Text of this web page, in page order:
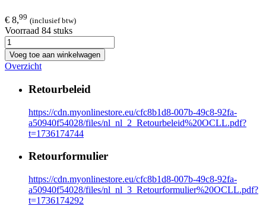
€ 8,99 (inclusief btw)
Voorraad 84 stuks
Voeg toe aan winkelwagen
Overzicht
Retourbeleid
https://cdn.myonlinestore.eu/cfc8b1d8-007b-49c8-92fa-
a50940f54028/files/nl_nl_2_Retourbeleid%20OCLL.pdf?
t=1736174744
Retourformulier
https://cdn.myonlinestore.eu/cfc8b1d8-007b-49c8-92fa-
a50940f54028/files/nl_nl_3_Retourformulier%20OCLL.pdf?
t=1736174292